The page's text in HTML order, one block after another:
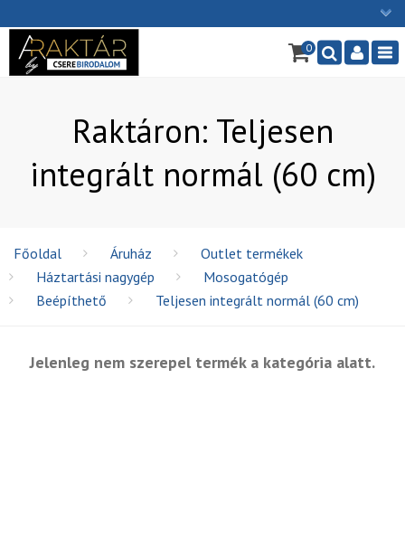
Ügyfélszolgálat: H-P: 9:00 - 16:00
×
0
Raktáron: Teljesen
integrált normál (60 cm)
Főoldal Áruház
Outlet termékek
Háztartási nagygép
Mosogatógép
Beépíthető
Teljesen integrált normál (60 cm)
Jelenleg nem szerepel termék a kategória alatt.